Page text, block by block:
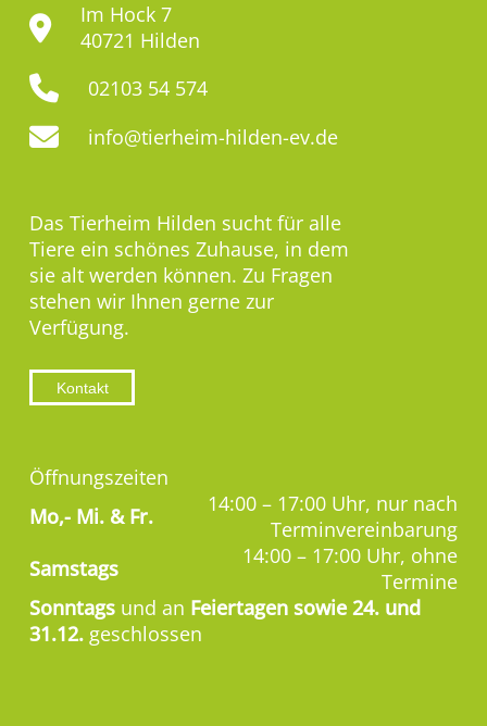
Im Hock 7
40721 Hilden
02103 54 574
info@tierheim-hilden-ev.de
Das Tierheim Hilden sucht für alle
Tiere ein schönes Zuhause, in dem
sie alt werden können. Zu Fragen
stehen wir Ihnen gerne zur
Verfügung.
Kontakt
Öffnungszeiten
Mo,- Mi. & Fr.
14:00 – 17:00 Uhr, nur nach
Terminvereinbarung
Samstags
14:00 – 17:00 Uhr, ohne
Termine
Sonntags und an Feiertagen sowie 24. und
31.12. geschlossen